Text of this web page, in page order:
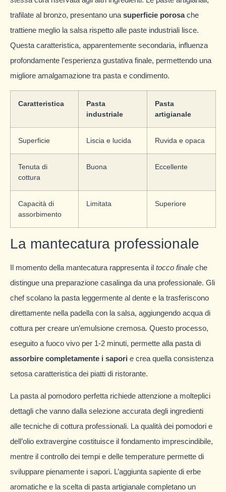
trafilate al bronzo, presentano una superficie porosache
trattiene meglio la salsa rispetto alle paste industriali lisce.
Questa caratteristica, apparentemente secondaria, influenza
profondamente l’esperienza gustativa finale, permettendo una
migliore amalgamazione tra pasta e condimento.
Caratteristica
Pasta
industriale
Pasta
artigianale
Superficie Liscia e lucida Ruvida e opaca
Tenuta di
cottura
Buona Eccellente
Capacità di
assorbimento
Limitata Superiore
La mantecatura professionale
Il momento della mantecatura rappresenta il tocco finale che
distingue una preparazione casalinga da una professionale. Gli
chef scolano la pasta leggermente al dente e la trasferiscono
direttamente nella padella con la salsa, aggiungendo acqua di
cottura per creare un’emulsione cremosa. Questo processo,
eseguito a fuoco vivo per 1-2 minuti, permette alla pasta di
assorbire completamente i sapori e crea quella consistenza
setosa caratteristica dei piatti di ristorante.
La pasta al pomodoro perfetta richiede attenzione a molteplici
dettagli che vanno dalla selezione accurata degli ingredienti
alle tecniche di cottura professionali. La qualità dei pomodori e
dell’olio extravergine costituisce il fondamento imprescindibile,
mentre il controllo dei tempi e delle temperature permette di
sviluppare pienamente i sapori. L’aggiunta sapiente di erbe
aromatiche e la scelta di pasta artigianale completano un